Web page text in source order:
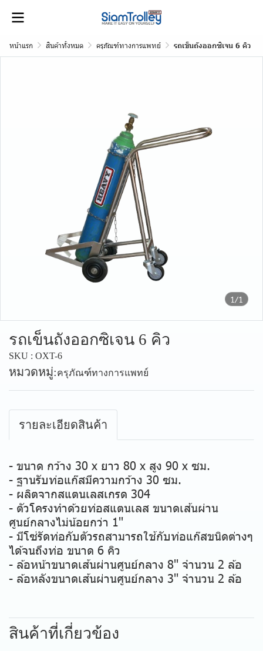
หน้าแรก สินค้าทั้งหมด ครุภัณฑ์ทางการแพทย์ รถเข็นถังออกซิเจน 6 คิว
1/1
รถเข็นถังออกซิเจน 6 คิว
SKU : OXT-6
หมวดหมู่:ครุภัณฑ์ทางการแพทย์
รายละเอียดสินค้า
- ขนาด กว้าง 30 x ยาว 80 x สูง 90 x ซม.
- ฐานรับท่อแก๊สมีความกว้าง 30 ซม.
- ผลิตจากสแตนเลสเกรด 304
- ตัวโครงทำด้วยท่อสแตนเลส ขนาดเส้นผ่าน
ศูนย์กลางไม่น้อยกว่า 1''
- มีโซ่รัดท่อกับตัวรถสามารถใช้กับท่อแก๊สขนิดต่างๆ
ได้จนถึงท่อ ขนาด 6 คิว
- ล้อหน้าขนาดเส้นผ่านศูนย์กลาง 8'' จำนวน 2 ล้อ
- ล้อหลังขนาดเส้นผ่านศูนย์กลาง 3'' จำนวน 2 ล้อ
สินค้าที่เกี่ยวข้อง